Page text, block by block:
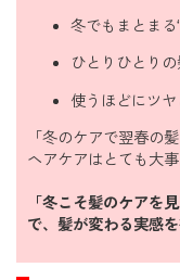
冬でもまとま
ひとりひとり
使うほどにツ
「冬のケアで翌春の
ヘアケアはとても大事
「冬こそ髪のケアを
で、髪が変わる実感を